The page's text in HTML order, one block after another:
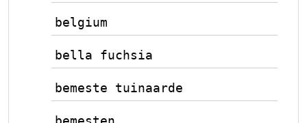
belgium
bella fuchsia
bemeste tuinaarde